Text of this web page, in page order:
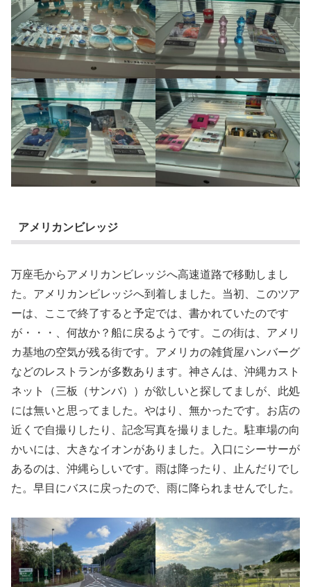
アメリカンビレッジ
万座毛からアメリカンビレッジへ高速道路で移動しまし
た。アメリカンビレッジへ到着しました。当初、このツア
ーは、ここで終了すると予定では、書かれていたのです
が・・・、何故か？船に戻るようです。この街は、アメリ
カ基地の空気が残る街です。アメリカの雑貨屋ハンバーグ
などのレストランが多数あります。神さんは、沖縄カスト
ネット（三板（サンバ））が欲しいと探してましが、此処
には無いと思ってました。やはり、無かったです。お店の
近くで自撮りしたり、記念写真を撮りました。駐車場の向
かいには、大きなイオンがありました。入口にシーサーが
あるのは、沖縄らしいです。雨は降ったり、止んだりでし
た。早目にバスに戻ったので、雨に降られませんでした。